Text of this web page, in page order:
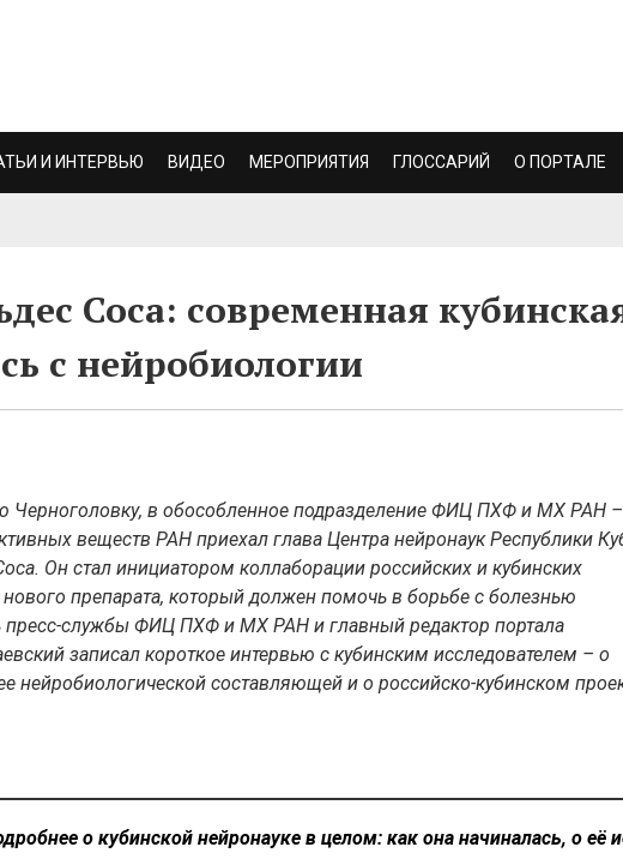
И ИНТЕРВЬЮ ВИДЕО МЕРОПРИЯТИЯ ГЛОССАРИЙ О ПОРТАЛЕ
Соса: современная
с нейробиологии
Черноголовку, в обособленное подразделение ФИЦ ПХФ и МХ РАН –
веществ РАН приехал глава Центра нейронаук Республики
Он стал инициатором коллаборации российских и кубинских
нового препарата, который должен помочь в борьбе с болезнью
пресс-службы ФИЦ ПХФ и МХ РАН и главный редактор портала
записал короткое интервью с кубинским исследователем – о
нейробиологической составляющей и о российско-кубинском
о кубинской нейронауке в целом: как она начиналась, о её